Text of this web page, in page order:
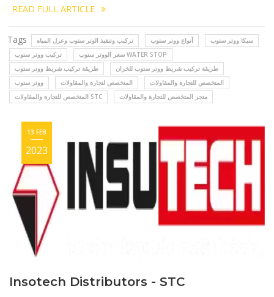
READ FULL ARTICLE
Tags تركيب وتنفيذ الوتر ستوب وعزل المياه أنواع ووتر ستوب
سيكا ووتر ستوب
تركيب ووتر ستوب
سعر الووتر ستوب WATER STOP
طريقة تركيب شريط ووتر ستوب
طريقة تركيب شريط ووتر ستوب للخزان
ووتر ستوب
المتخصص لتجارة والمقاولات
المتخصص للتجارة والمقاولات
المتخصص للتجارة والمقاولات STC
متجر المتخصص للتجارة والمقاولات
Insotech Distributors - STC
13 FEB
2023